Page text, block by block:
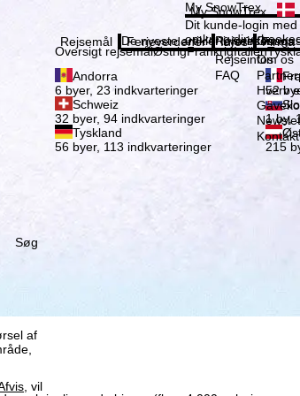
af
, vil
My SnowTrex
My SnowTrex
Dit kunde-login
omkring dine
Rejsemål
Oversigt rejsemålØstrigFrankrigItalien
Andorra
6 byer, 23 indkvarteringer
52
Schweiz
32 byer, 94 indkvarteringer
1 by,
Tyskland
56 byer, 113 indkvarteringer
215
Ferieverdener
De nyeste artikler i vores
Infos
Rejseinfos
Rejseinfos
FAQ
Firma
Om os
Om os
Hverv
Kontakt
Søg